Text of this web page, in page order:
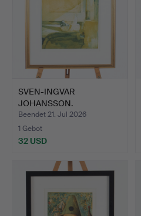
SVEN-INGVAR
JOHANSSON.
"Morgonljus", Monot…
Beendet 21. Jul 2026
1 Gebot
32 USD